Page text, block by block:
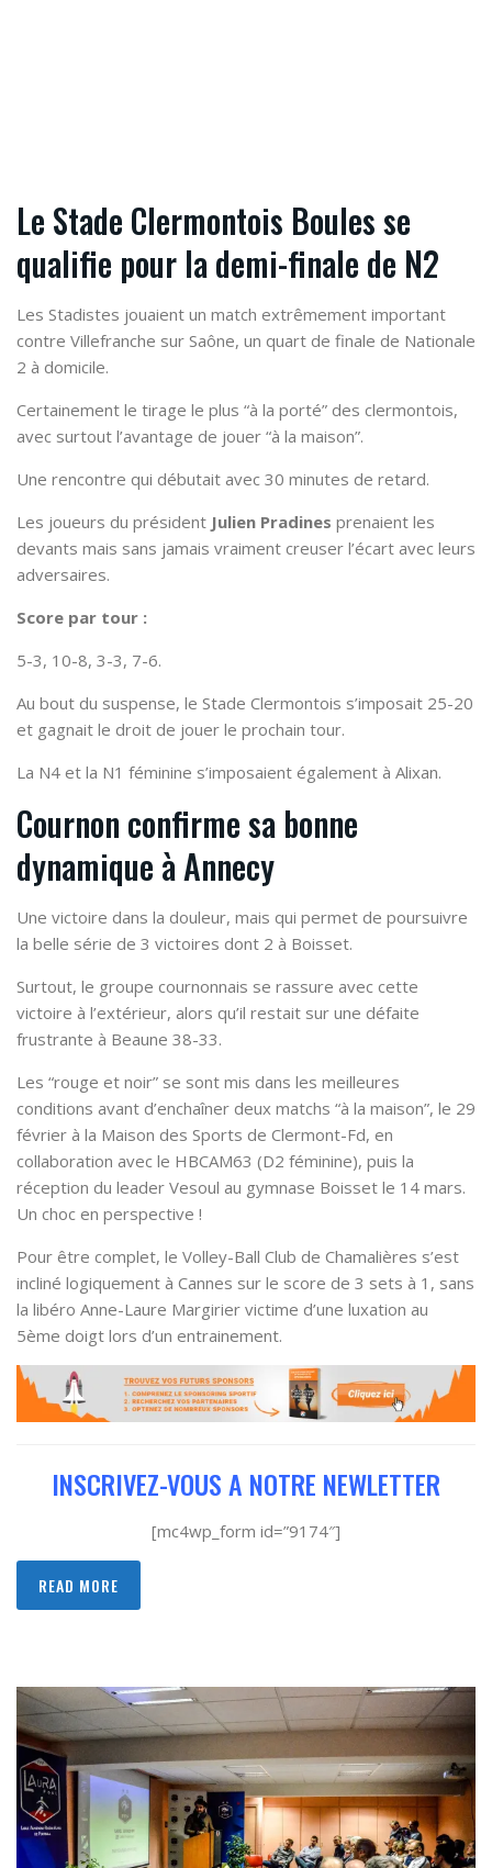
Le Stade Clermontois Boules se
qualifie pour la demi-finale de N2
Les Stadistes jouaient un match extrêmement important
contre Villefranche sur Saône, un quart de finale de Nationale
2 à domicile.
Certainement le tirage le plus “à la porté” des clermontois,
avec surtout l’avantage de jouer “à la maison”.
Une rencontre qui débutait avec 30 minutes de retard.
Les joueurs du président Julien Pradines prenaient les
devants mais sans jamais vraiment creuser l’écart avec leurs
adversaires.
Score par tour :
5-3, 10-8, 3-3, 7-6.
Au bout du suspense, le Stade Clermontois s’imposait 25-20
et gagnait le droit de jouer le prochain tour.
La N4 et la N1 féminine s’imposaient également à Alixan.
Cournon confirme sa bonne
dynamique à Annecy
Une victoire dans la douleur, mais qui permet de poursuivre
la belle série de 3 victoires dont 2 à Boisset.
Surtout, le groupe cournonnais se rassure avec cette
victoire à l’extérieur, alors qu’il restait sur une défaite
frustrante à Beaune 38-33.
Les “rouge et noir” se sont mis dans les meilleures
conditions avant d’enchaîner deux matchs “à la maison”, le 29
février à la Maison des Sports de Clermont-Fd, en
collaboration avec le HBCAM63 (D2 féminine), puis la
réception du leader Vesoul au gymnase Boisset le 14 mars.
Un choc en perspective !
Pour être complet, le Volley-Ball Club de Chamalières s’est
incliné logiquement à Cannes sur le score de 3 sets à 1, sans
la libéro Anne-Laure Margirier victime d’une luxation au
5ème doigt lors d’un entrainement.
INSCRIVEZ-VOUS A NOTRE NEWLETTER
[mc4wp_form id=”9174″]
READ MORE